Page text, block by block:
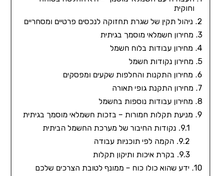
וחוקית
ניהול תקין של שגרת תחזוקה לנכסים פרטיים ומסחריים
מחירון חשמלאי מוסמך בגיתית
מחירון עבודות בלוח חשמל
מחירון נקודות חשמל
מחירון התקנות והחלפות שקעים ומפסקים
מחירון התקנת גופי תאורה
מחירון עבודות נוספות בחשמל
מניעת תקלות חמורות – בזכות חשמלאי מוסמך בגיתית
נקודות החיבור של מערכת החשמל הביתית
הקמה לפי תוכניות עבודה
בקרת איכות ותיקון תקלות
ידע שהוא כולו כוח – ממונף לטובת הצרכים שלכם